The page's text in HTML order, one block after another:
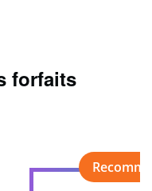
forfaits